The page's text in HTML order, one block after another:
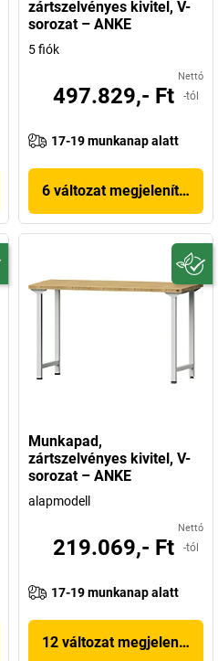
zártszelvényes kivitel, V-
sorozat – ANKE
5 fiók
Nettó
497.829,- Ft -tól
17-19 munkanap alatt
6 változat megjelenítése
Munkapad,
zártszelvényes kivitel, V-
sorozat – ANKE
alapmodell
Nettó
219.069,- Ft -tól
17-19 munkanap alatt
12 változat megjelenítése